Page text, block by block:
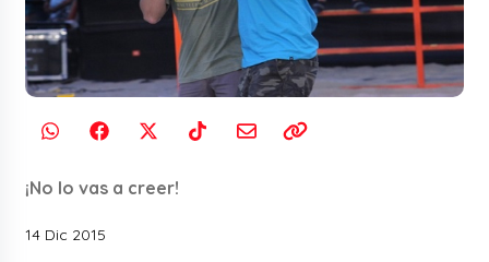
¡No lo vas a creer!
14 Dic 2015